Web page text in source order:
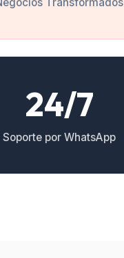
24/7
Soporte por WhatsApp